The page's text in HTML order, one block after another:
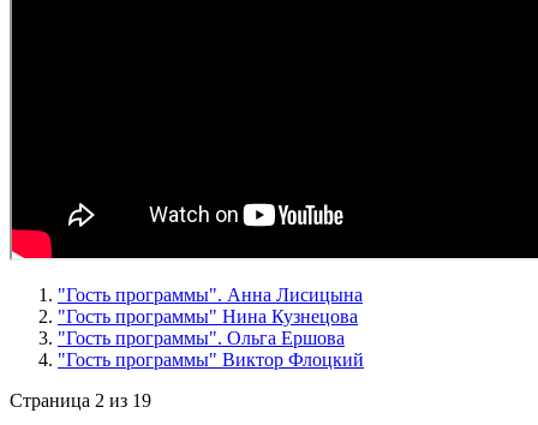
"Гость программы". Анна Лисицына
"Гость программы" Нина Кузнецова
"Гость программы". Ольга Ершова
"Гость программы" Виктор Флоцкий
Страница 2 из 19